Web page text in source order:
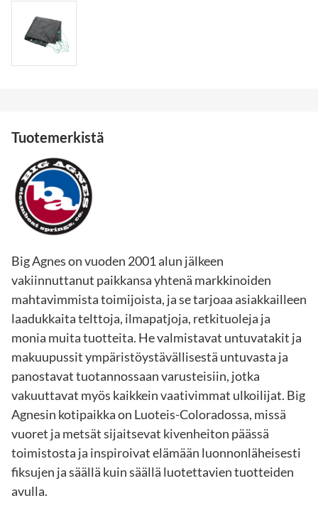
Tuotemerkistä
Big Agnes on vuoden 2001 alun jälkeen
vakiinnuttanut paikkansa yhtenä markkinoiden
mahtavimmista toimijoista, ja se tarjoaa asiakkailleen
laadukkaita telttoja, ilmapatjoja, retkituoleja ja
monia muita tuotteita. He valmistavat untuvatakit ja
makuupussit ympäristöystävällisestä untuvasta ja
panostavat tuotannossaan varusteisiin, jotka
vakuuttavat myös kaikkein vaativimmat ulkoilijat. Big
Agnesin kotipaikka on Luoteis-Coloradossa, missä
vuoret ja metsät sijaitsevat kivenheiton päässä
toimistosta ja inspiroivat elämään luonnonläheisesti
fiksujen ja säällä kuin säällä luotettavien tuotteiden
avulla.